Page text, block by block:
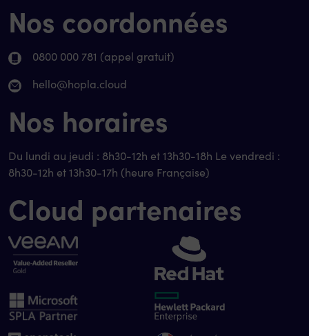
Nos coordonnées
0800 000 781 (appel gratuit)
hello@hopla.cloud
Nos horaires
Du lundi au jeudi : 8h30-12h et 13h30-18h Le vendredi :
8h30-12h et 13h30-17h (heure Française)
Cloud partenaires